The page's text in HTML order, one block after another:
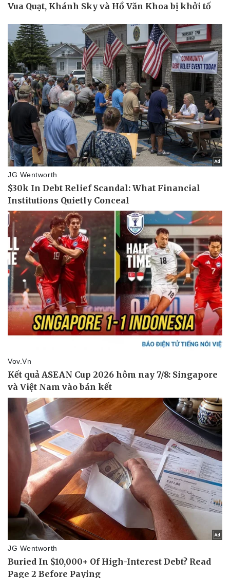
Thể thao
Bóng đá
Lịch thi đấu bóng đá
Thế giới thể thao
eSports
Hậu trường
Ô tô - Xe máy
Ô tô
Xe máy
Tư vấn